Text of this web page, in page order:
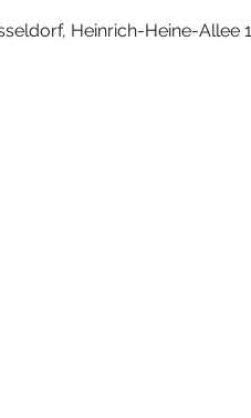
Heinrich-Heine-Allee